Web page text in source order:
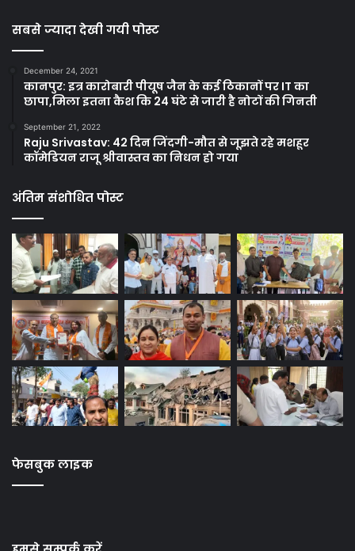
सबसे ज्यादा देखी गयी पोस्ट
December 24, 2021
कानपुर: इत्र कारोबारी पीयूष जैन के कई ठिकानों पर IT का
छापा,मिला इतना कैश कि 24 घंटे से जारी है नोटों की गिनती
September 21, 2022
Raju Srivastav: 42 दिन जिंदगी-मौत से जूझते रहे मशहूर
कॉमेडियन राजू श्रीवास्तव का निधन हो गया
अंतिम संशोधित पोस्ट
फेसबुक लाइक